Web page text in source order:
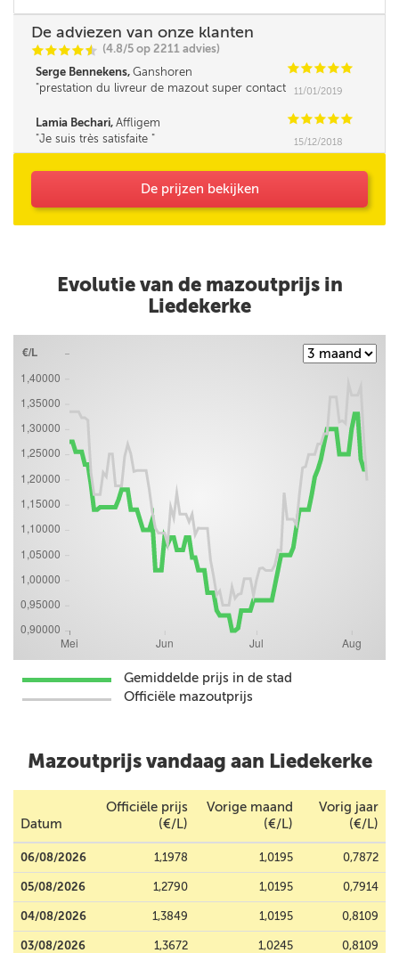
De adviezen van onze klanten
CCCCi
@ (4.8/5 op 2211 advies)
Serge Bennekens, Ganshoren CCCCC
prestation du livreur de mazout super contact
11/01/2019
Lamia Bechari, Affligem CCCCC
Je suis très satisfaite
15/12/2018
De prijzen bekijken
Evolutie van de mazoutprijs in
Liedekerke
Gemiddelde prijs in de stad
Officiële mazoutprijs
Mazoutprijs vandaag aan Liedekerke
Datum
Officiële prijs
(€/L)
Vorige maand
(€/L)
Vorig jaar
(€/L)
06/08/2026 1,1978 1,0195 0,7872
05/08/2026 1,2790 1,0195 0,7914
04/08/2026 1,3849 1,0195 0,8109
03/08/2026 1,3672 1,0245 0,8109